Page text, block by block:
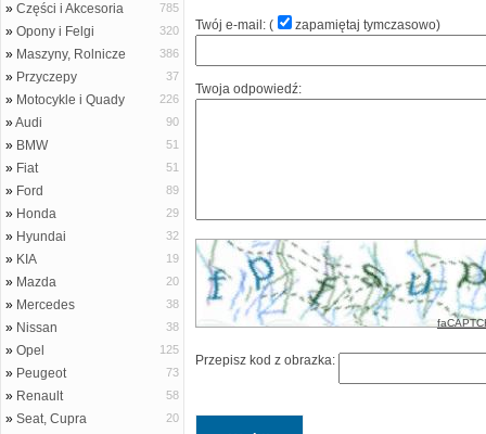
» Części i Akcesoria 785
» Opony i Felgi 320
» Maszyny, Rolnicze 386
» Przyczepy 37
» Motocykle i Quady 226
»Audi 90
» BMW 51
» Fiat 51
» Ford 89
» Honda 29
» Hyundai 32
» KIA 19
» Mazda 20
» Mercedes 38
» Nissan 38
» Opel 125
» Peugeot 73
» Renault 58
» Seat, Cupra 20
Twój e-mail: ( zapamiętaj tymczasowo)
Twoja odpowiedź:
Przepisz kod z obrazka: